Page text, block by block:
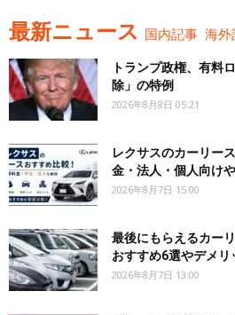
最新ニュース 国内記事 海外
トランプ政権、有料
除」の特例
2026年8月8日 05:21
レクサスのカーリー
金・法人・個人向け
2026年8月7日 15:00
最後にもらえるカー
おすすめ6選やデメリ
2026年8月7日 13:00